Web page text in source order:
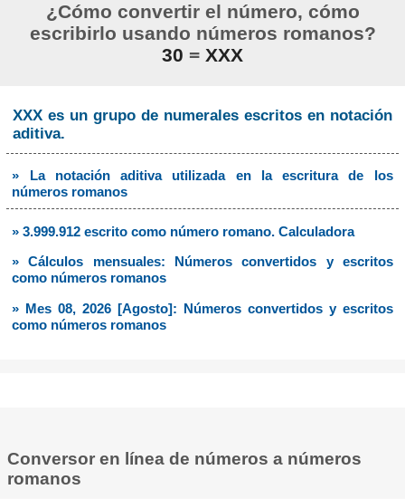
¿Cómo convertir el número, cómo
escribirlo usando números romanos?
30 = XXX
XXX es un grupo de numerales escritos en notación
aditiva.
» La notación aditiva utilizada en la escritura de los
números romanos
» 3.999.912 escrito como número romano. Calculadora
» Cálculos mensuales: Números convertidos y escritos
como números romanos
» Mes 08, 2026 [Agosto]: Números convertidos y escritos
como números romanos
Conversor en línea de números a números
romanos